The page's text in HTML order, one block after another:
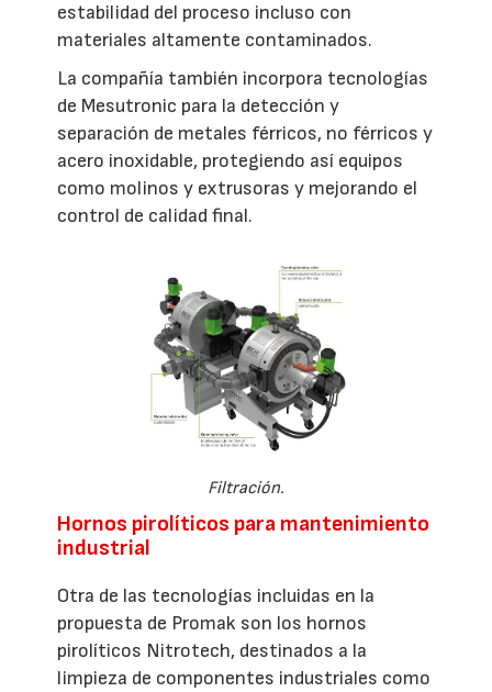
estabilidad del proceso incluso con
materiales altamente contaminados.
La compañía también incorpora tecnologías
de Mesutronic para la detección y
separación de metales férricos, no férricos y
acero inoxidable, protegiendo así equipos
como molinos y extrusoras y mejorando el
control de calidad final.
Filtración.
Hornos pirolíticos para mantenimiento
industrial
Otra de las tecnologías incluidas en la
propuesta de Promak son los hornos
pirolíticos Nitrotech, destinados a la
limpieza de componentes industriales como